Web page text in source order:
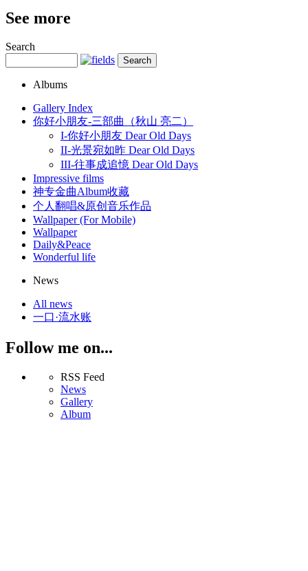
See more
Search
Albums
Gallery Index
你好小朋友-三部曲（秋山 亮二）
I-你好小朋友 Dear Old Days
II-光景宛如昨 Dear Old Days
III-往事成追憶 Dear Old Days
Impressive films
神专金曲Album收藏
个人翻唱&原创音乐作品
Wallpaper (For Mobile)
Wallpaper
Daily&Peace
Wonderful life
News
All news
一口·流水账
Follow me on...
RSS Feed
News
Gallery
Album